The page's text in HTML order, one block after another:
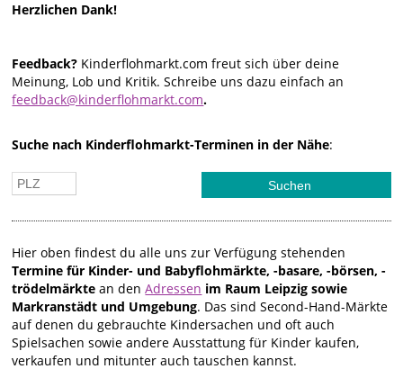
Herzlichen Dank!
Feedback? Kinderflohmarkt.com freut sich über deine
Meinung, Lob und Kritik. Schreibe uns dazu einfach an
feedback@kinderflohmarkt.com.
Suche nach Kinderflohmarkt-Terminen in der Nähe:
Hier oben findest du alle uns zur Verfügung stehenden
Termine für Kinder- und Babyflohmärkte, -basare, -börsen, -
trödelmärkte an denAdressen im Raum Leipzig sowie
Markranstädt und Umgebung. Das sind Second-Hand-Märkte
auf denen du gebrauchte Kindersachen und oft auch
Spielsachen sowie andere Ausstattung für Kinder kaufen,
verkaufen und mitunter auch tauschen kannst.